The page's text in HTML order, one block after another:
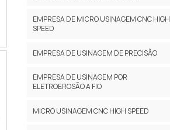
EMPRESA DE MICRO USINAGEM CNC HIGH
SPEED
EMPRESA DE USINAGEM DE PRECISÃO
EMPRESA DE USINAGEM POR
ELETROEROSÃO A FIO
MICRO USINAGEM CNC HIGH SPEED